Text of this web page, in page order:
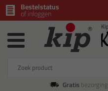
Bestelstatus
of inloggen
Gratisbezorging